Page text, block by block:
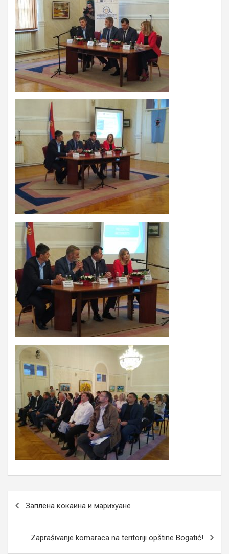
Заплена кокаина и марихуане
Zaprašivanje komaraca na teritoriji opštine Bogatić!